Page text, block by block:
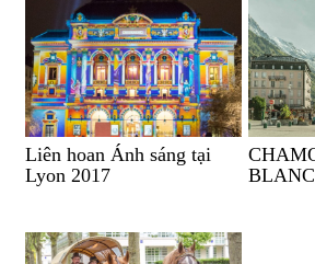
Liên hoan Ánh sáng tại
Lyon 2017
CHAMONIX-MONT-
BLANC